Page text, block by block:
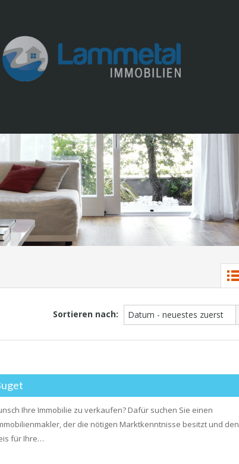
Sortieren nach: Datum - neuestes zuerst
Ihre Immobilie zu verkaufen? Dafür suchen Sie einen
der die nötigen Marktkenntnisse besitzt und den
für Ihre…